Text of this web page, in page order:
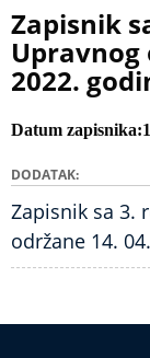
Zapisnik
Upravnog
2022.
Datum zapisnika
DODATAK
Zapisnik sa 3.
održane 14.